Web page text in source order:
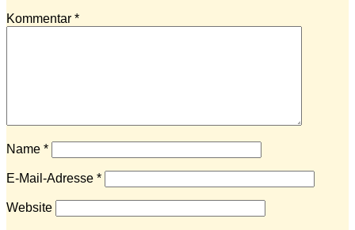
Kommentar *
Name *
E-Mail-Adresse *
Website